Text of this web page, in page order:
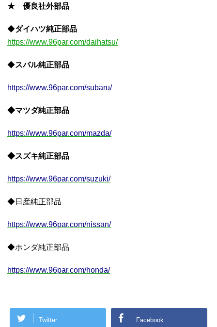
★ 優良社外部品
◆ダイハツ純正部品
https://www.96par.com/daihatsu/
◆スバル純正部品
https://www.96par.com/subaru/
◆マツダ純正部品
https://www.96par.com/mazda/
◆スズキ純正部品
https://www.96par.com/suzuki/
◆日産純正部品
https://www.96par.com/nissan/
◆ホンダ純正部品
https://www.96par.com/honda/
Twitter Facebook